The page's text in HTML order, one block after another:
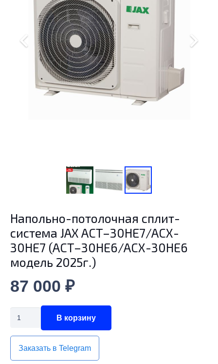
Напольно-потолочная сплит-
система JAX ACT–30HE7/ACX-
30HE7 (ACT–30HE6/ACX-30HE6
модель 2025г.)
87 000 ₽
Количество
В корзину
Заказать в Telegram